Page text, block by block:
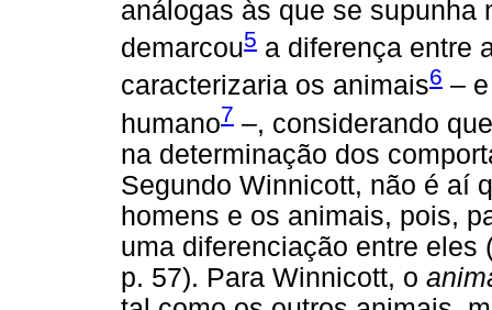
análogas às que se supunha
demarcou5 a diferença entre
caracterizaria os animais6 –
humano7 –, considerando
na determinação dos
Segundo Winnicott, não é aí
homens e os animais, pois,
uma diferenciação entre eles
p. 57). Para Winnicott, o